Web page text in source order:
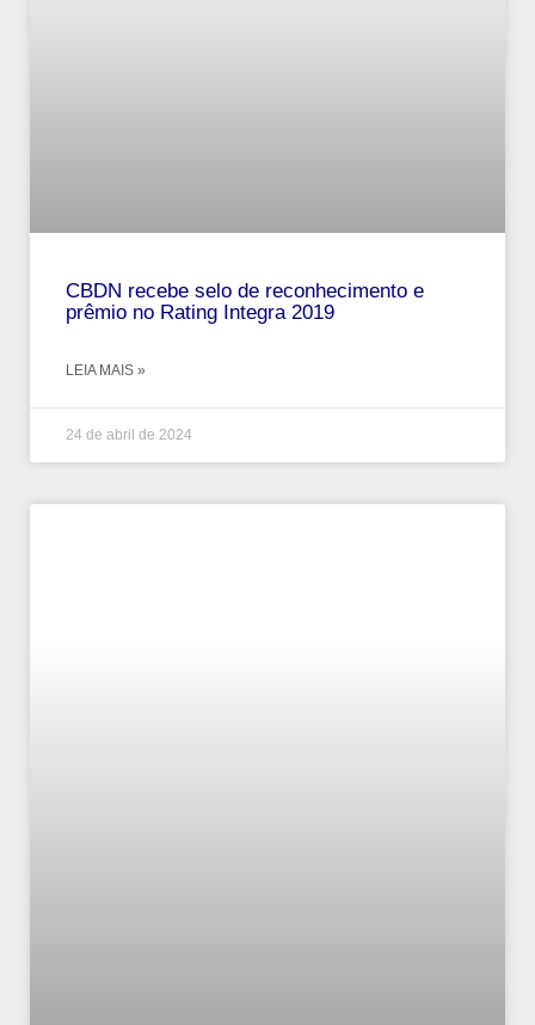
CBDN recebe selo de reconhecimento e
prêmio no Rating Integra 2019
LEIA MAIS »
24 de abril de 2024